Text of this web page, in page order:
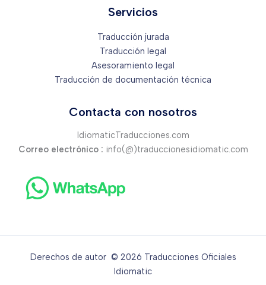
Servicios
Traducción jurada
Traducción legal
Asesoramiento legal
Traducción de documentación técnica
Contacta con nosotros
IdiomaticTraducciones.com
Correo electrónico : info(@)traduccionesidiomatic.com
Derechos de autor © 2026 Traducciones Oficiales
Idiomatic